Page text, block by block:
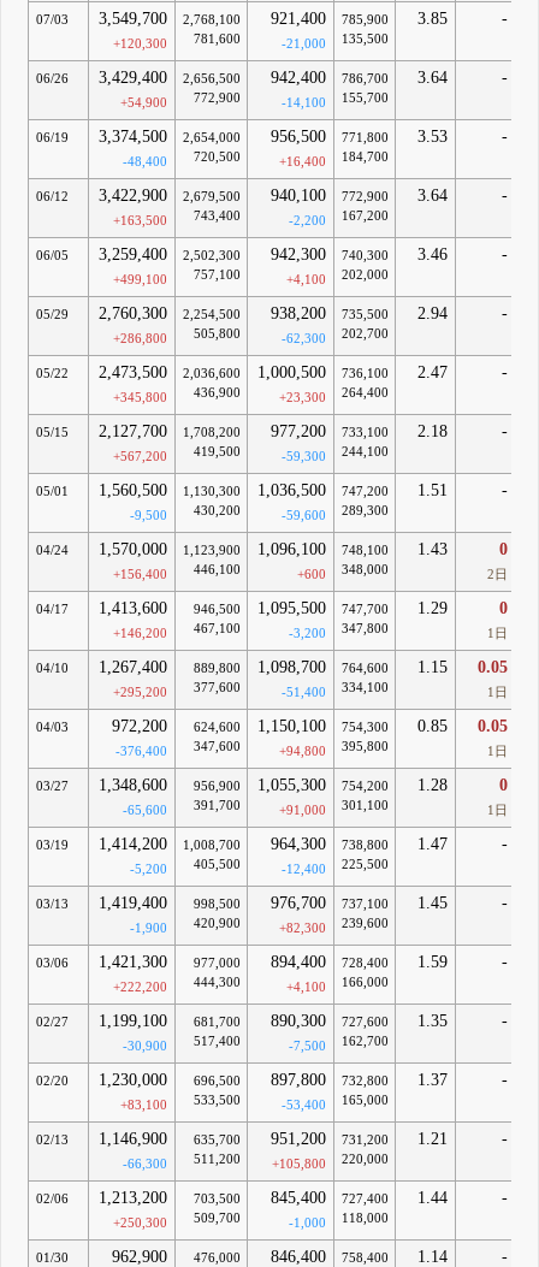
07/03 3,549,700
+120,300
2,768,100
781,600
921,400
-21,000
785,900
135,500
3.85 -
06/26 3,429,400
+54,900
2,656,500
772,900
942,400
-14,100
786,700
155,700
3.64 -
06/19 3,374,500
-48,400
2,654,000
720,500
956,500
+16,400
771,800
184,700
3.53 -
06/12 3,422,900
+163,500
2,679,500
743,400
940,100
-2,200
772,900
167,200
3.64 -
06/05 3,259,400
+499,100
2,502,300
757,100
942,300
+4,100
740,300
202,000
3.46 -
05/29 2,760,300
+286,800
2,254,500
505,800
938,200
-62,300
735,500
202,700
2.94 -
05/22 2,473,500
+345,800
2,036,600
436,900
1,000,500
+23,300
736,100
264,400
2.47 -
05/15 2,127,700
+567,200
1,708,200
419,500
977,200
-59,300
733,100
244,100
2.18 -
05/01 1,560,500
-9,500
1,130,300
430,200
1,036,500
-59,600
747,200
289,300
1.51 -
04/24 1,570,000
+156,400
1,123,900
446,100
1,096,100
+600
748,100
348,000
1.43 0
2日
04/17 1,413,600
+146,200
946,500
467,100
1,095,500
-3,200
747,700
347,800
1.29 0
1日
04/10 1,267,400
+295,200
889,800
377,600
1,098,700
-51,400
764,600
334,100
1.15 0.05
1日
04/03 972,200
-376,400
624,600
347,600
1,150,100
+94,800
754,300
395,800
0.85 0.05
1日
03/27 1,348,600
-65,600
956,900
391,700
1,055,300
+91,000
754,200
301,100
1.28 0
1日
03/19 1,414,200
-5,200
1,008,700
405,500
964,300
-12,400
738,800
225,500
1.47 -
03/13 1,419,400
-1,900
998,500
420,900
976,700
+82,300
737,100
239,600
1.45 -
03/06 1,421,300
+222,200
977,000
444,300
894,400
+4,100
728,400
166,000
1.59 -
02/27 1,199,100
-30,900
681,700
517,400
890,300
-7,500
727,600
162,700
1.35 -
02/20 1,230,000
+83,100
696,500
533,500
897,800
-53,400
732,800
165,000
1.37 -
02/13 1,146,900
-66,300
635,700
511,200
951,200
+105,800
731,200
220,000
1.21 -
02/06 1,213,200
+250,300
703,500
509,700
845,400
-1,000
727,400
118,000
1.44 -
01/30 962,900
476,000
846,400
758,400
1.14 -